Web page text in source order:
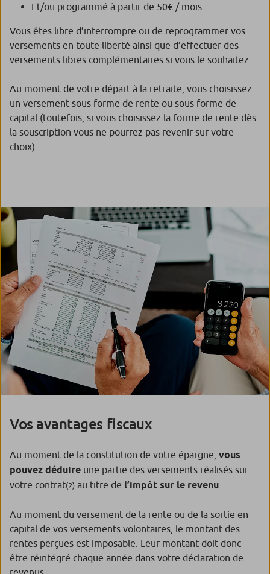
Et/ou programmé à partir de 50€ / mois
Vous êtes libre d’interrompre ou de reprogrammer vos
versements en toute liberté ainsi que d’effectuer des
versements libres complémentaires si vous le souhaitez.
Au moment de votre départ à la retraite, vous choisissez
un versement sous forme de rente ou sous forme de
capital (toutefois, si vous choisissez la forme de rente dès
la souscription vous ne pourrez pas revenir sur votre
choix).
Vos avantages fiscaux
Au moment de la constitution de votre épargne, vous
pouvez déduire une partie des versements réalisés sur
votre contrat(2) au titre de l’impôt sur le revenu
Au moment du versement de la rente ou de la sortie en
capital de vos versements volontaires, le montant des
rentes perçues est imposable. Leur montant doit donc
être réintégré chaque année dans votre déclaration de